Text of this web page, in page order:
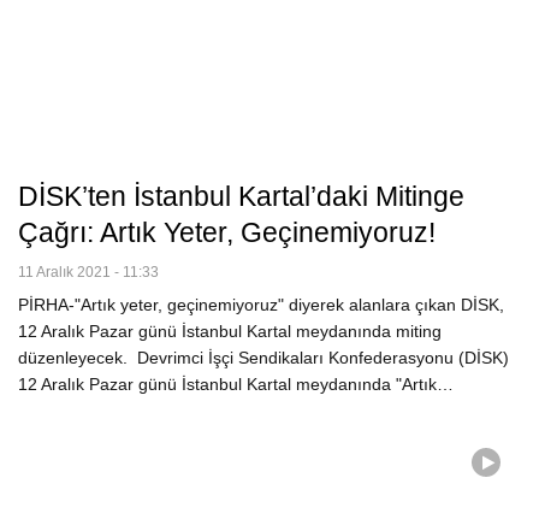
DİSK’ten İstanbul Kartal’daki Mitinge
Çağrı: Artık Yeter, Geçinemiyoruz!
11 Aralık 2021 - 11:33
PİRHA-"Artık yeter, geçinemiyoruz" diyerek alanlara çıkan DİSK,
12 Aralık Pazar günü İstanbul Kartal meydanında miting
düzenleyecek. Devrimci İşçi Sendikaları Konfederasyonu (DİSK)
12 Aralık Pazar günü İstanbul Kartal meydanında "Artık…